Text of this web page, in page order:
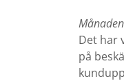
Det har
på